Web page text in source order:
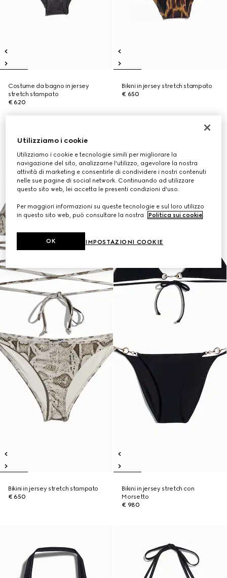
Costume da bagno in jersey
stretch stampato
€ 620
Bikini in jersey stretch stampato
€ 650
Bikini in jersey stretch stampato
€ 650
Bikini in jersey stretch con
Morsetto
€ 980
Utilizziamo i cookie
Utilizziamo i cookie e tecnologie simili per migliorare la
navigazione del sito, analizzarne l'utilizzo, agevolare la nostra
attività di marketing e consentirle di condividere i nostri contenuti
nelle sue pagine di social network. Continuando ad utilizzare
questo sito web, lei accetta le presenti condizioni d'uso.
Per maggiori informazioni su queste tecnologie e sul loro utilizzo
in questo sito web, può consultare la nostra
Politica sui cookie.
IMPOSTAZIONI COOKIE
OK